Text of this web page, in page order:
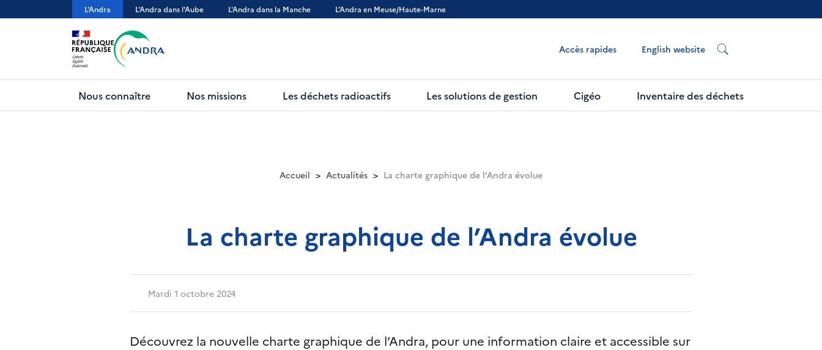
au
L'Andra L'Andra dans l'Aube L'Andra dans la Manche L’Andra en Meuse/Haute-Marne
Accès rapides English website
Nous connaître Nos missions Les déchets radioactifs Les solutions de gestion Cigéo Inventaire des déchets
Accueil Actualités La charte graphique de l’Andra évolue
La charte graphique de l’Andra évolue
Mardi 1 octobre 2024
Découvrez la nouvelle charte graphique de l’Andra, pour une information claire et accessible sur